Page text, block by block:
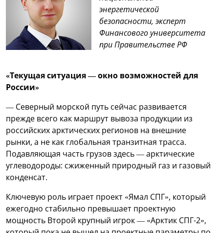
энергетической
безопасности, эксперт
Финансового университета
при Правительстве РФ
«Текущая ситуация — окно возможностей для
России»
— Северный морской путь сейчас развивается
прежде всего как маршрут вывоза продукции из
российских арктических регионов на внешние
рынки, а не как глобальная транзитная трасса.
Подавляющая часть грузов здесь — арктические
углеводороды: сжиженный природный газ и газовый
конденсат.
Ключевую роль играет проект «Ямал СПГ», который
ежегодно стабильно превышает проектную
мощность Второй крупный игрок — «Арктик СПГ-2»,